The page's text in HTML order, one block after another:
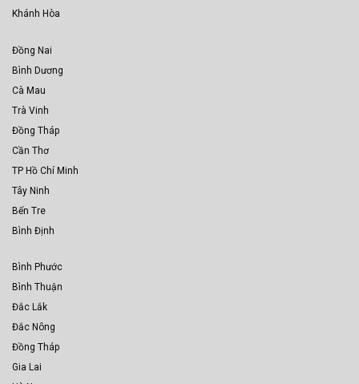
Khánh Hòa
Đồng Nai
Bình Dương
Cà Mau
Trà Vinh
Đồng Tháp
Cần Thơ
TP Hồ Chí Minh
Tây Ninh
Bến Tre
Bình Định
Bình Phước
Bình Thuận
Đắc Lắk
Đắc Nông
Đồng Tháp
Gia Lai